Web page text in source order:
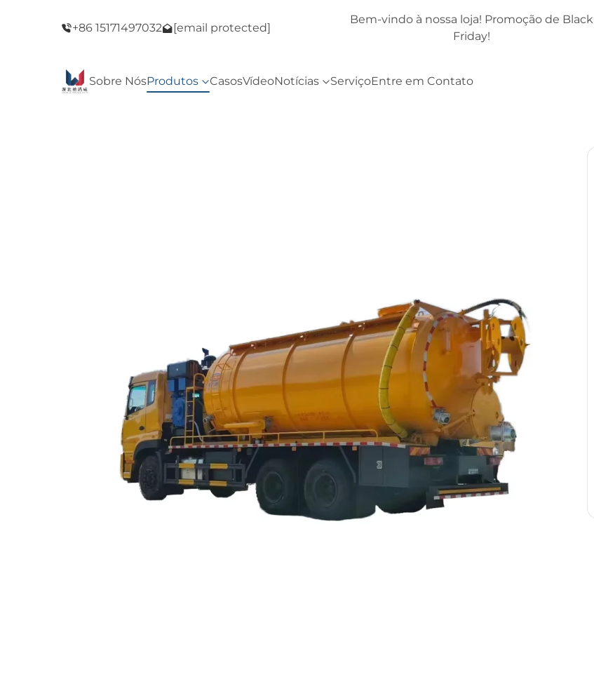
+86 15171497032 [email protected]
Friday!
Bem-vindo à nossa loja! Promoção de Black
Friday!
Sobre NósProdutos CasosVídeoNotícias ServiçoEntre em Contato